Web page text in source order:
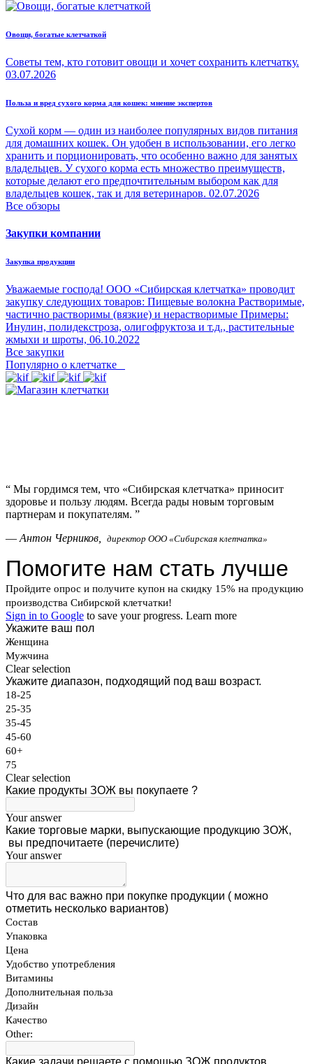
Овощи, богатые клетчаткой
Советы тем, кто готовит овощи и хочет сохранить клетчатку.
03.07.2026
Польза и вред сухого корма для кошек: мнение экспертов
Сухой корм — один из наиболее популярных видов питания
для домашних кошек. Он удобен в использовании, его легко
хранить и порционировать, что особенно важно для занятых
владельцев. У сухого корма есть множество преимуществ,
которые делают его предпочтительным выбором как для
владельцев кошек, так и для ветеринаров. 02.07.2026
Все обзоры
Закупки компании
Закупка продукции
Уважаемые господа! ООО «Сибирская клетчатка» проводит
закупку следующих товаров: Пищевые волокна Растворимые,
частично растворимы (вязкие) и нерастворимые Примеры:
Инулин, полидекстроза, олигофруктоза и т.д., растительные
жмыхи и шроты, 06.10.2022
Все закупки
Популярно о клетчатке
“ Мы гордимся тем, что «Сибирская клетчатка» приносит
здоровье и пользу людям. Всегда рады новым торговым
партнерам и покупателям. ”
— Антон Черников, директор ООО «Сибирская клетчатка»